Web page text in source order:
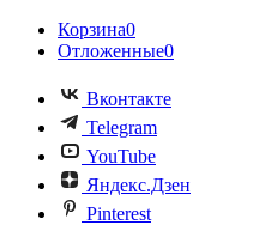
Корзина0
Отложенные0
Вконтакте
Telegram
YouTube
Яндекс.Дзен
Pinterest